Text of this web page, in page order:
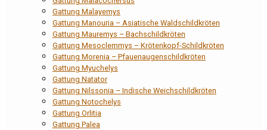
Gattung Malayemys
Gattung Manouria – Asiatische Waldschildkröten
Gattung Mauremys – Bachschildkröten
Gattung Mesoclemmys – Krötenkopf-Schildkröten
Gattung Morenia – Pfauenaugenschildkröten
Gattung Myuchelys
Gattung Natator
Gattung Nilssonia – Indische Weichschildkröten
Gattung Notochelys
Gattung Orlitia
Gattung Palea